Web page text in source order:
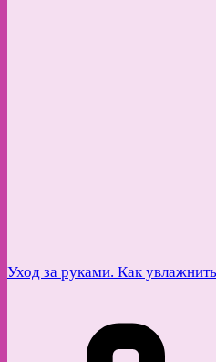
Уход за руками. Как